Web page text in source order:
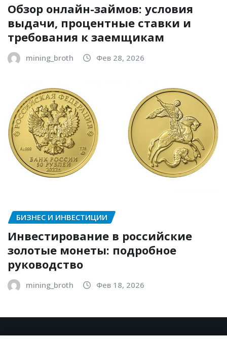
Обзор онлайн-займов: условия
выдачи, процентные ставки и
требования к заемщикам
mining_broth Фев 28, 2026
БИЗНЕС И ИНВЕСТИЦИИ
Инвестирование в российские
золотые монеты: подробное
руководство
mining_broth Фев 18, 2026